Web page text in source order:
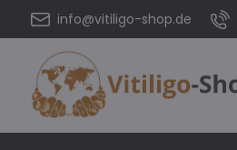
info@vitiligo-shop.de